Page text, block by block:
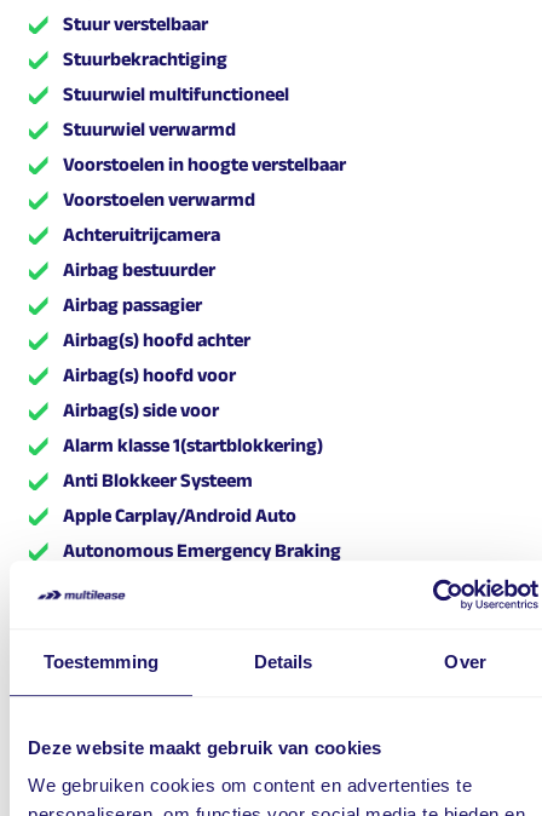
Toestemming Details Over
Deze website maakt gebruik van cookies
We gebruiken cookies om content en advertenties te
Stuur verstelbaar
Stuurbekrachtiging
Stuurwiel multifunctioneel
Stuurwiel verwarmd
Voorstoelen in hoogte verstelbaar
Voorstoelen verwarmd
Achteruitrijcamera
Airbag bestuurder
Airbag passagier
Airbag(s) hoofd achter
Airbag(s) hoofd voor
Airbag(s) side voor
Alarm klasse 1(startblokkering)
Anti Blokkeer Systeem
Apple Carplay/Android Auto
Autonomous Emergency Braking
Bandenspanningscontrolesysteem
Connected services
Cruise control adaptief met stop&go en stuurhulp
Draadloze telefoonlader
Elektronisch Stabiliteits Programma